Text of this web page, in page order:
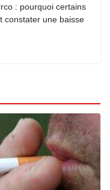
: pourquoi certains
constater une baisse